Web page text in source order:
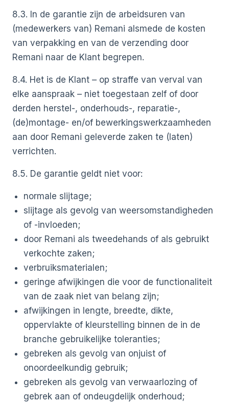
8.3. In de garantie zijn de arbeidsuren van
(medewerkers van) Remani alsmede de kosten
van verpakking en van de verzending door
Remani naar de Klant begrepen.
8.4. Het is de Klant – op straffe van verval van
elke aanspraak – niet toegestaan zelf of door
derden herstel-, onderhouds-, reparatie-,
(de)montage- en/of bewerkingswerkzaamheden
aan door Remani geleverde zaken te (laten)
verrichten.
8.5. De garantie geldt niet voor:
normale slijtage;
slijtage als gevolg van weersomstandigheden
of -invloeden;
door Remani als tweedehands of als gebruikt
verkochte zaken;
verbruiksmaterialen;
geringe afwijkingen die voor de functionaliteit
van de zaak niet van belang zijn;
afwijkingen in lengte, breedte, dikte,
oppervlakte of kleurstelling binnen de in de
branche gebruikelijke toleranties;
gebreken als gevolg van onjuist of
onoordeelkundig gebruik;
gebreken als gevolg van verwaarlozing of
gebrek aan of ondeugdelijk onderhoud;